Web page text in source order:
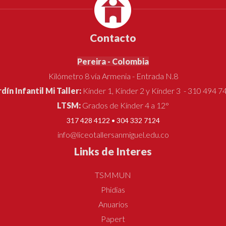
Contacto
Pereira - Colombia
Kilómetro 8 vía Armenia - Entrada N.8
Infantil Mi Taller: Kínder 1, Kínder 2 y Kínder 3 - 310 494
LTSM: Grados de Kínder 4 a 12°
317 428 4122 • 304 332 7124
info@liceotallersanmiguel.edu.co
Links de Interes
TSMMUN
Phidias
Anuarios
Papert